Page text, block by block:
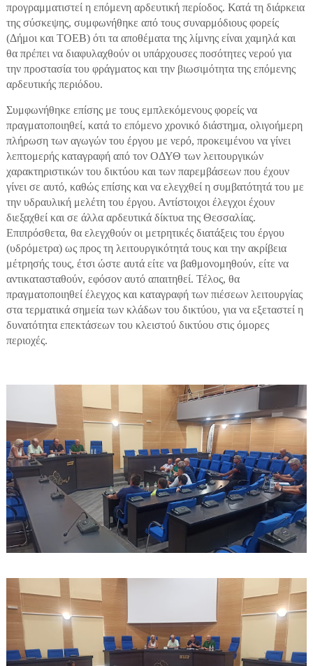
προγραμματιστεί η επόμενη αρδευτική περίοδος. Κατά τη διάρκεια
της σύσκεψης, συμφωνήθηκε από τους συναρμόδιους φορείς
(Δήμοι και ΤΟΕΒ) ότι τα αποθέματα της λίμνης είναι χαμηλά και
θα πρέπει να διαφυλαχθούν οι υπάρχουσες ποσότητες νερού για
την προστασία του φράγματος και την βιωσιμότητα της επόμενης
αρδευτικής περιόδου.
Συμφωνήθηκε επίσης με τους εμπλεκόμενους φορείς να
πραγματοποιηθεί, κατά το επόμενο χρονικό διάστημα, ολιγοήμερη
πλήρωση των αγωγών του έργου με νερό, προκειμένου να γίνει
λεπτομερής καταγραφή από τον ΟΔΥΘ των λειτουργικών
χαρακτηριστικών του δικτύου και των παρεμβάσεων που έχουν
γίνει σε αυτό, καθώς επίσης και να ελεγχθεί η συμβατότητά του με
την υδραυλική μελέτη του έργου. Αντίστοιχοι έλεγχοι έχουν
διεξαχθεί και σε άλλα αρδευτικά δίκτυα της Θεσσαλίας.
Επιπρόσθετα, θα ελεγχθούν οι μετρητικές διατάξεις του έργου
(υδρόμετρα) ως προς τη λειτουργικότητά τους και την ακρίβεια
μέτρησής τους, έτσι ώστε αυτά είτε να βαθμονομηθούν, είτε να
αντικατασταθούν, εφόσον αυτό απαιτηθεί. Τέλος, θα
πραγματοποιηθεί έλεγχος και καταγραφή των πιέσεων λειτουργίας
στα τερματικά σημεία των κλάδων του δικτύου, για να εξεταστεί η
δυνατότητα επεκτάσεων του κλειστού δικτύου στις όμορες
περιοχές.